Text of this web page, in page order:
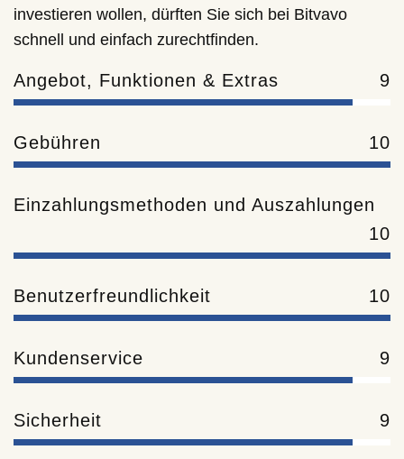
investieren wollen, dürften Sie sich bei Bitvavo
schnell und einfach zurechtfinden.
Angebot, Funktionen & Extras 9
Gebühren 10
Einzahlungsmethoden und Auszahlungen
10
Benutzerfreundlichkeit 10
Kundenservice 9
Sicherheit 9